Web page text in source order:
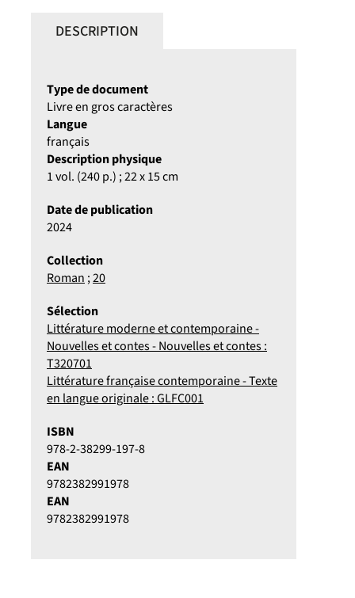
DESCRIPTION
Type de document
Livre en gros caractères
Langue
français
Description physique
1 vol. (240 p.) ; 22 x 15 cm
Date de publication
2024
Collection
Roman ;20
Sélection
Littérature moderne et contemporaine -
Nouvelles et contes - Nouvelles et contes :
T320701
Littérature française contemporaine - Texte
en langue originale : GLFC001
ISBN
978-2-38299-197-8
EAN
9782382991978
EAN
9782382991978